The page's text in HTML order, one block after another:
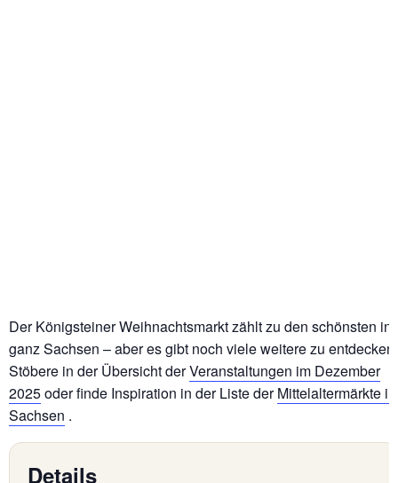
Der Königsteiner Weihnachtsmarkt zählt zu den schönsten in
ganz Sachsen – aber es gibt noch viele weitere zu entdecken!
Stöbere in der Übersicht derVeranstaltungen im Dezember
2025oder finde Inspiration in der Liste derMittelaltermärkte in
Sachsen .
Details